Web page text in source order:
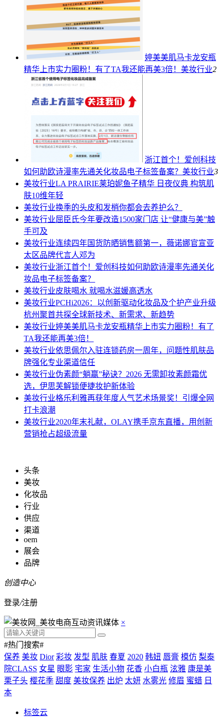
婷美美肌马卡龙安瓶
精华上市实力圈粉！有了TA我还能再美3倍！ 美妆行业2
浙江首个！爱创科技
如何助欧诗漫率先通关化妆品电子标签备案？ 美妆行业3
美妆行业LA PRAIRIE莱珀妮鱼子精华 日夜仪典 构筑肌
肤10维年轻
美妆行业换季的头皮和发梢你都会去养护么？
美妆行业屈臣氏今年要改造1500家门店 让“健康与美”触
手可及
美妆行业连续四年国货防晒销售额第一，薇诺娜官宣亚
太区品牌代言人邓为
美妆行业浙江首个！爱创科技如何助欧诗漫率先通关化
妆品电子标签备案？
美妆行业皮肤喝水 就喝水滋媛高透水
美妆行业PCHi2026：以创新驱动化妆品及个护产业升级
杭州聚首共探全球新技术、新需求、新趋势
美妆行业婷美美肌马卡龙安瓶精华上市实力圈粉！有了
TA我还能再美3倍！
美妆行业依思佩尔入驻连锁药房一周年，问题性肌肤品
牌强化专业渠道信任
美妆行业伪素颜“躺赢”秘诀？2026 无需卸妆素颜霜优
选，伊思芙解锁便捷妆护新体验
美妆行业格乐利雅再获年度人气艺术场景奖！引爆全网
打卡浪潮
美妆行业2020年末礼献，OLAY携手京东直播，用创新
营销抢占超级流量
头条
美妆
化妆品
行业
供应
渠道
oem
展会
品牌
创造中心
登录/注册
×
#热门搜索#
保养 美妆 Dior 彩妆 发型 肌肤 春夏 2020 韩妞 唇膏 模仿 梨泰
院CLASS 女星 眼影 宅家 生活小物 花香 小白瓶 泫雅 康是美
栗子头 樱花季 甜度 美妆保养 出炉 太妍 水雾光 修眉 蜜蜡 日
本
标签云